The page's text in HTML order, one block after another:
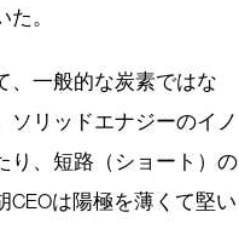
。
、一般的な炭素ではな
ソリッドエナジーのイノ
り、短路（ショート）の
は陽極を薄くて堅い